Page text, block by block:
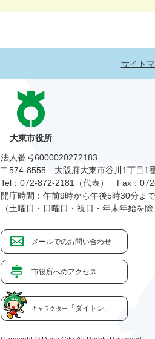
サイト
大東市役所
法人番号6000020272183
〒574-8555 大阪府大東市谷川1丁目1
Tel：072-872-2181（代表）
Fax：
開庁時間：午前9時から午後5時30分まで
（土曜日・日曜日・祝日・年末年始を除
メールでのお問い合わせ
市役所へのアクセス
キャラクター 「ダイトン」